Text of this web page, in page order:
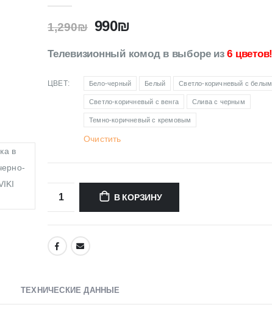
1,290₪ 990₪
Телевизионный комод в выборе из6 цветов!
ЦВЕТ Бело-черный Белый Светло-коричневый с белым
Светло-коричневый с венга Слива с черным
Темно-коричневый с кремовым
Очистить
В КОРЗИНУ
ТЕХНИЧЕСКИЕ ДАННЫЕ